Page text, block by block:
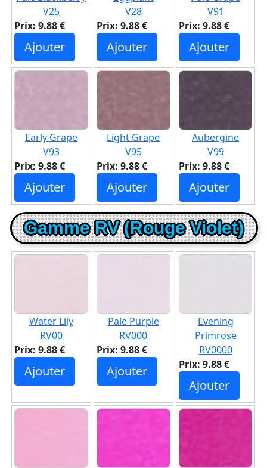
V25
Prix: 9.88 €
Ajouter
V28
Prix: 9.88 €
Ajouter
V91
Prix: 9.88 €
Ajouter
Early Grape
V93
Prix: 9.88 €
Ajouter
Light Grape
V95
Prix: 9.88 €
Ajouter
Aubergine
V99
Prix: 9.88 €
Ajouter
Gamme RV (Rouge Violet)
Water Lily
RV00
Prix: 9.88 €
Ajouter
Pale Purple
RV000
Prix: 9.88 €
Ajouter
Evening
Primrose
RV0000
Prix: 9.88 €
Ajouter